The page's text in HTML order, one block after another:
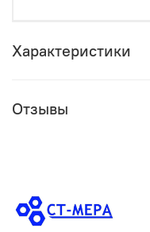
Характеристики
Отзывы